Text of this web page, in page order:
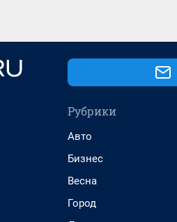
Рубрики
Авто
Бизнес
Весна
Город